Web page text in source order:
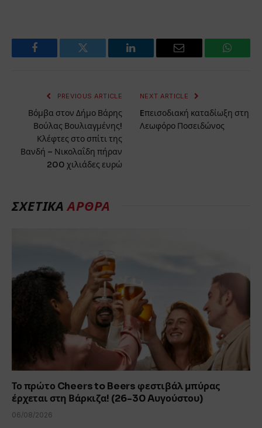
Facebook Twitter LinkedIn Email
PREVIOUS ARTICLE
Βόμβα στον Δήμο Βάρης
Βούλας Βουλιαγμένης!
Κλέφτες στο σπίτι της
Βανδή – Νικολαΐδη πήραν
200 χιλιάδες ευρώ
NEXT ARTICLE
Eπεισοδιακή καταδίωξη στη
Λεωφόρο Ποσειδώνος
ΣΧΕΤΙΚΑΑΡΘΡΑ
Το πρώτο Cheers to Beers φεστιβάλ μπύρας
έρχεται στη Βάρκιζα! (26-30 Aυγούστου)
06/08/2026